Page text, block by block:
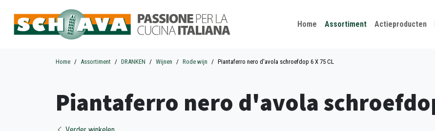
Home Assortiment Actieproducten
Home Assortiment DRANKEN Wijnen Rode wijn Piantaferro nero d'avola schroefdop 6 X 75 CL
Piantaferro nero d'avola